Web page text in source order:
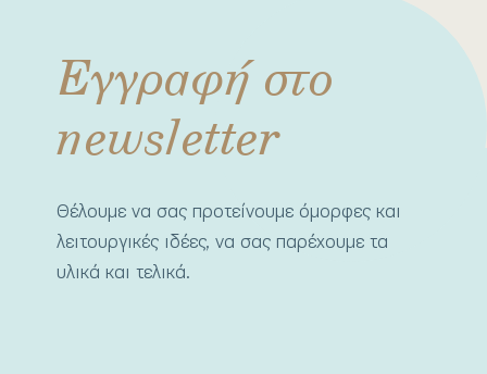
Εγγραφή στο
newsletter
Θέλουμε να σας προτείνουμε όμορφες και
λειτουργικές ιδέες, να σας παρέχουμε τα
υλικά και τελικά.